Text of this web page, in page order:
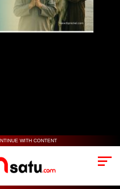
WITH CONTENT